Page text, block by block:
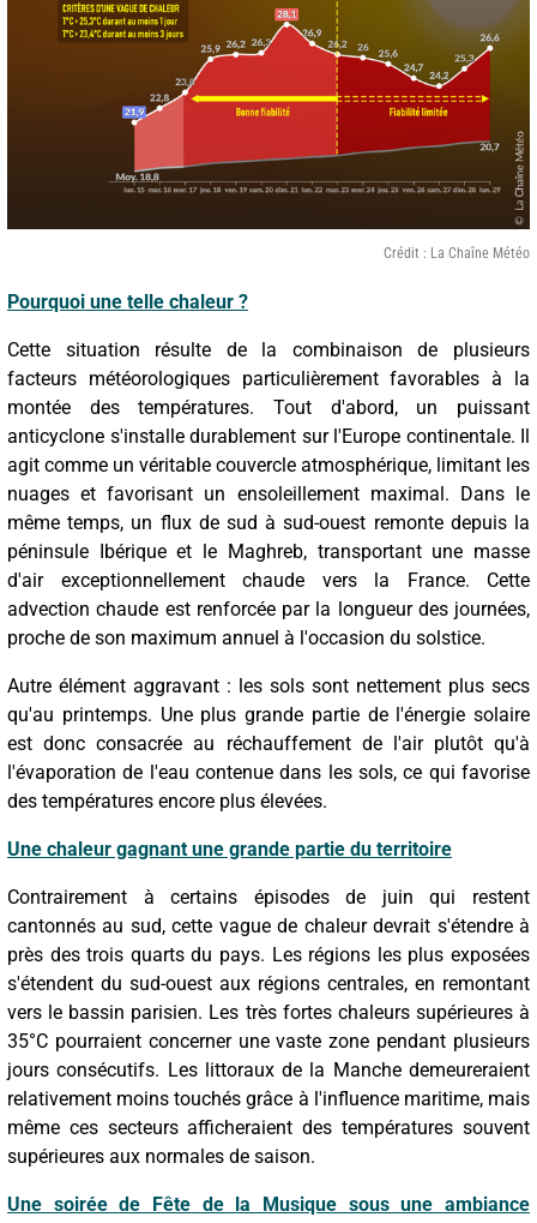
Crédit : La Chaîne Météo
Pourquoi une telle chaleur ?
Cette situation résulte de la combinaison de plusieurs
facteurs météorologiques particulièrement favorables à la
montée des températures. Tout d'abord, un puissant
anticyclone s'installe durablement sur l'Europe continentale. Il
agit comme un véritable couvercle atmosphérique, limitant les
nuages et favorisant un ensoleillement maximal. Dans le
même temps, un flux de sud à sud-ouest remonte depuis la
péninsule Ibérique et le Maghreb, transportant une masse
d'air exceptionnellement chaude vers la France. Cette
advection chaude est renforcée par la longueur des journées,
proche de son maximum annuel à l'occasion du solstice.
Autre élément aggravant : les sols sont nettement plus secs
qu'au printemps. Une plus grande partie de l'énergie solaire
est donc consacrée au réchauffement de l'air plutôt qu'à
l'évaporation de l'eau contenue dans les sols, ce qui favorise
des températures encore plus élevées.
Une chaleur gagnant une grande partie du territoire
Contrairement à certains épisodes de juin qui restent
cantonnés au sud, cette vague de chaleur devrait s'étendre à
près des trois quarts du pays. Les régions les plus exposées
s'étendent du sud-ouest aux régions centrales, en remontant
vers le bassin parisien. Les très fortes chaleurs supérieures à
35°C pourraient concerner une vaste zone pendant plusieurs
jours consécutifs. Les littoraux de la Manche demeureraient
relativement moins touchés grâce à l'influence maritime, mais
même ces secteurs afficheraient des températures souvent
supérieures aux normales de saison.
Une soirée de Fête de la Musique sous une ambiance